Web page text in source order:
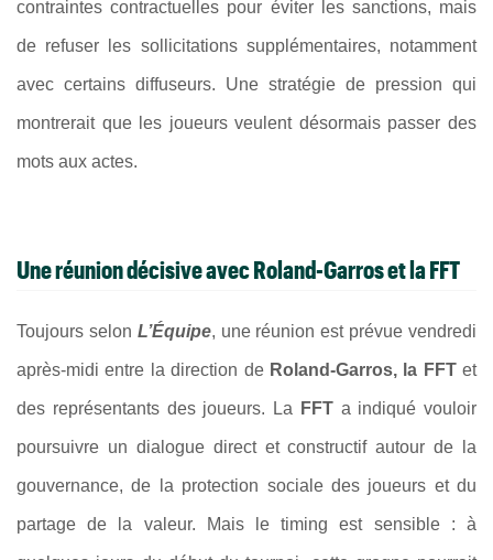
contraintes contractuelles pour éviter les sanctions, mais
de refuser les sollicitations supplémentaires, notamment
avec certains diffuseurs. Une stratégie de pression qui
montrerait que les joueurs veulent désormais passer des
mots aux actes.
Une réunion décisive avec Roland-Garros et la FFT
Toujours selon L’Équipe, une réunion est prévue vendredi
après-midi entre la direction de Roland-Garros, la FFTet
des représentants des joueurs. La FFT a indiqué vouloir
poursuivre un dialogue direct et constructif autour de la
gouvernance, de la protection sociale des joueurs et du
partage de la valeur. Mais le timing est sensible : à